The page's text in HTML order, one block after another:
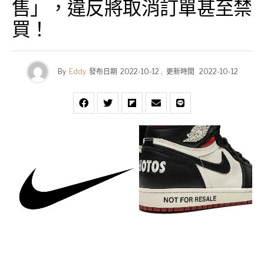
售」，違反將取消訂單甚至禁
買！
By Eddy 發布日期 2022-10-12 , 更新時間 2022-10-12